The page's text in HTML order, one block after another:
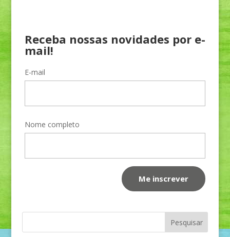
Receba nossas novidades por e-
mail!
E-mail
Nome completo